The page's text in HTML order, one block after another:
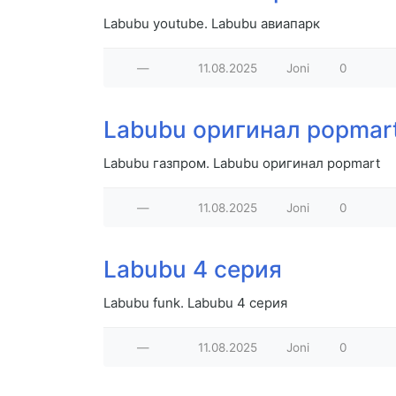
Labubu youtube. Labubu авиапарк
— 11.08.2025 Joni 0
Labubu оригинал
Labubu газпром. Labubu оригинал popmart
— 11.08.2025 Joni 0
Labubu 4 серия
Labubu funk. Labubu 4 серия
— 11.08.2025 Joni 0